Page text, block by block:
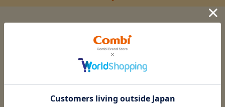
@combi_babylifedesign」をフォロー。
※公式アカウントをフォローしていない場合は、参加対象外と
※キャンペーンへの参加には、Instagramアカウントが必要で
※アカウントが削除された場合は、当選は無効となります。